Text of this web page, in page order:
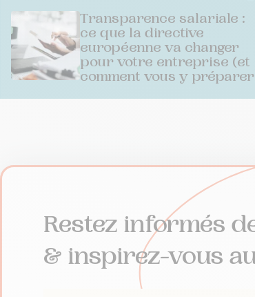
Transparence salariale :
ce que la directive
européenne va changer
pour votre entreprise (et
comment vous y
Restez informés
& inspirez-vous